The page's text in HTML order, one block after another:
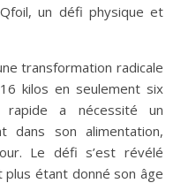
un défi physique et
transformation radicale
kilos en seulement six
a nécessité un
dans son alimentation,
Le défi s’est révélé
plus étant donné son âge